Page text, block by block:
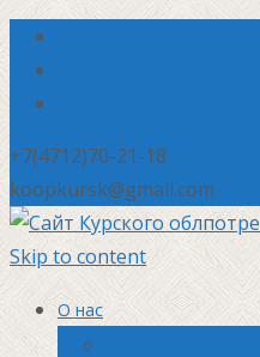
+7(4712)70-21-18
koopkursk@gmail.com
Skip to content
О нас